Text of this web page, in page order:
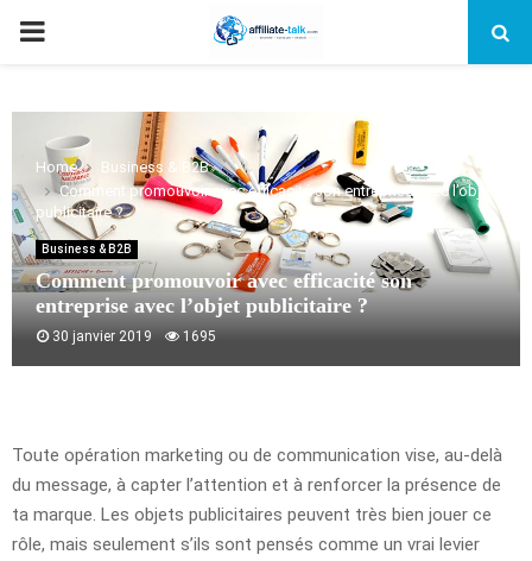
PRIMARY
Home
Business & B2B
Comment promouvoir avec efficacité son entreprise avec l’objet
publicitaire ?
Business & B2B
Comment promouvoir avec efficacité son
entreprise avec l’objet publicitaire ?
30 janvier 2019 1695
Toute opération marketing ou de communication vise, au-delà
du message, à capter l’attention et à renforcer la présence de
ta marque. Les objets publicitaires peuvent très bien jouer ce
rôle, mais seulement s’ils sont pensés comme un vrai levier